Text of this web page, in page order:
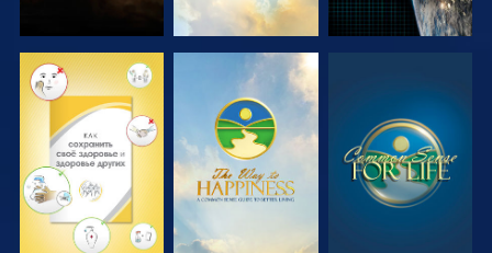
СМОТРЕТЬ СМОТРЕТЬ СМОТРЕТЬ